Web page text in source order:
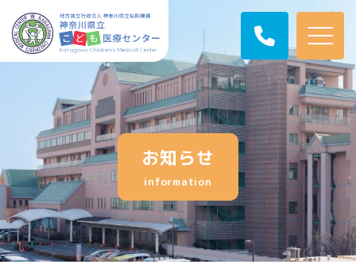
お知らせ
information